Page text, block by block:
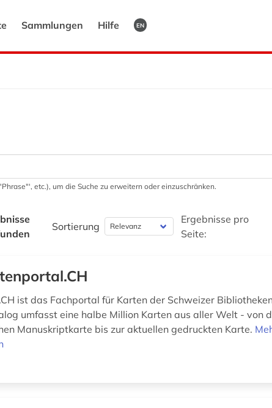
Sammlungen Hilfe EN
etc.), um die Suche zu erweitern oder einzuschränken.
Sortierung
Ergebnisse pro
Seite:
ist das Fachportal für Karten der Schweizer
umfasst eine halbe Million Karten aus aller Welt - von
Manuskriptkarte bis zur aktuellen gedruckten Karte.